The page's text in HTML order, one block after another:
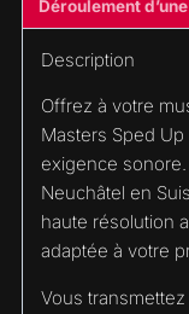
Déroulement
Description
Offrez à votre
Masters Sped
exigence
Neuchâtel en
haute résolution
adaptée à votre
Vous